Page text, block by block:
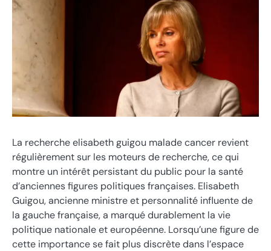
La recherche elisabeth guigou malade cancer revient
régulièrement sur les moteurs de recherche, ce qui
montre un intérêt persistant du public pour la santé
d’anciennes figures politiques françaises. Elisabeth
Guigou, ancienne ministre et personnalité influente de
la gauche française, a marqué durablement la vie
politique nationale et européenne. Lorsqu’une figure de
cette importance se fait plus discrète dans l’espace